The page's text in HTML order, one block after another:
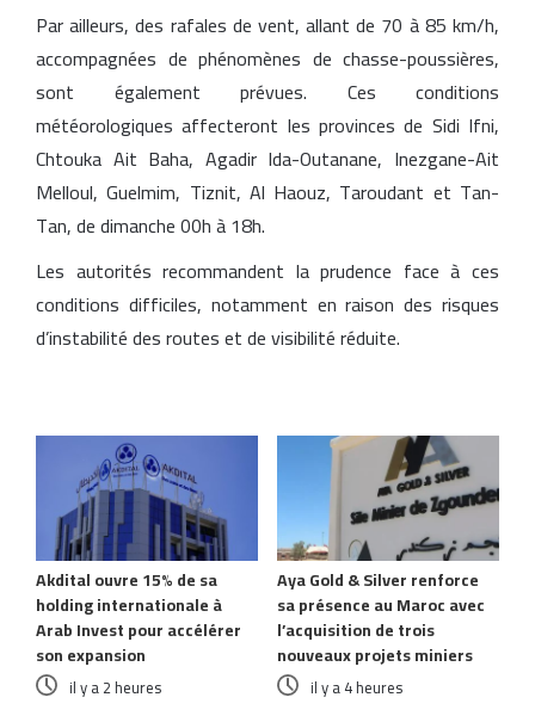
Par ailleurs, des rafales de vent, allant de 70 à 85 km/h,
accompagnées de phénomènes de chasse-poussières,
sont également prévues. Ces conditions
météorologiques affecteront les provinces de Sidi Ifni,
Chtouka Ait Baha, Agadir Ida-Outanane, Inezgane-Ait
Melloul, Guelmim, Tiznit, Al Haouz, Taroudant et Tan-
Tan, de dimanche 00h à 18h.
Les autorités recommandent la prudence face à ces
conditions difficiles, notamment en raison des risques
d’instabilité des routes et de visibilité réduite.
Akdital ouvre 15% de sa
holding internationale à
Arab Invest pour accélérer
son expansion
il y a 2 heures
Aya Gold & Silver renforce
sa présence au Maroc avec
l’acquisition de trois
nouveaux projets miniers
il y a 4 heures